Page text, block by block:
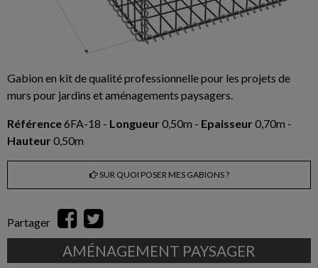
Gabion en kit de qualité professionnelle pour les projets de
murs pour jardins et aménagements paysagers.
Référence6FA-18 - Longueur 0,50m - Epaisseur 0,70m -
Hauteur 0,50m
SUR QUOI POSER MES GABIONS ?
Partager
AMÉNAGEMENT PAYSAGER